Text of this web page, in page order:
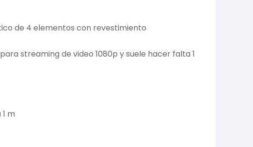
de 4 elementos con revestimiento
streaming de video 1080p y suele hacer falta 1
m